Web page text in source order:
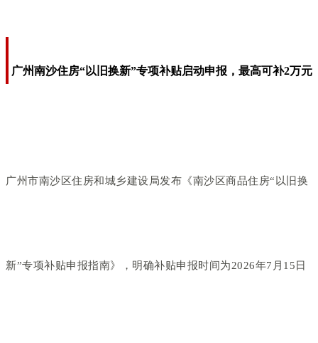
广州南沙住房“以旧换新”专项补贴启动申报，最高可补2万元
广州市南沙区住房和城乡建设局发布《南沙区商品住房“以旧换
新”专项补贴申报指南》，明确补贴申报时间为2026年7月15日